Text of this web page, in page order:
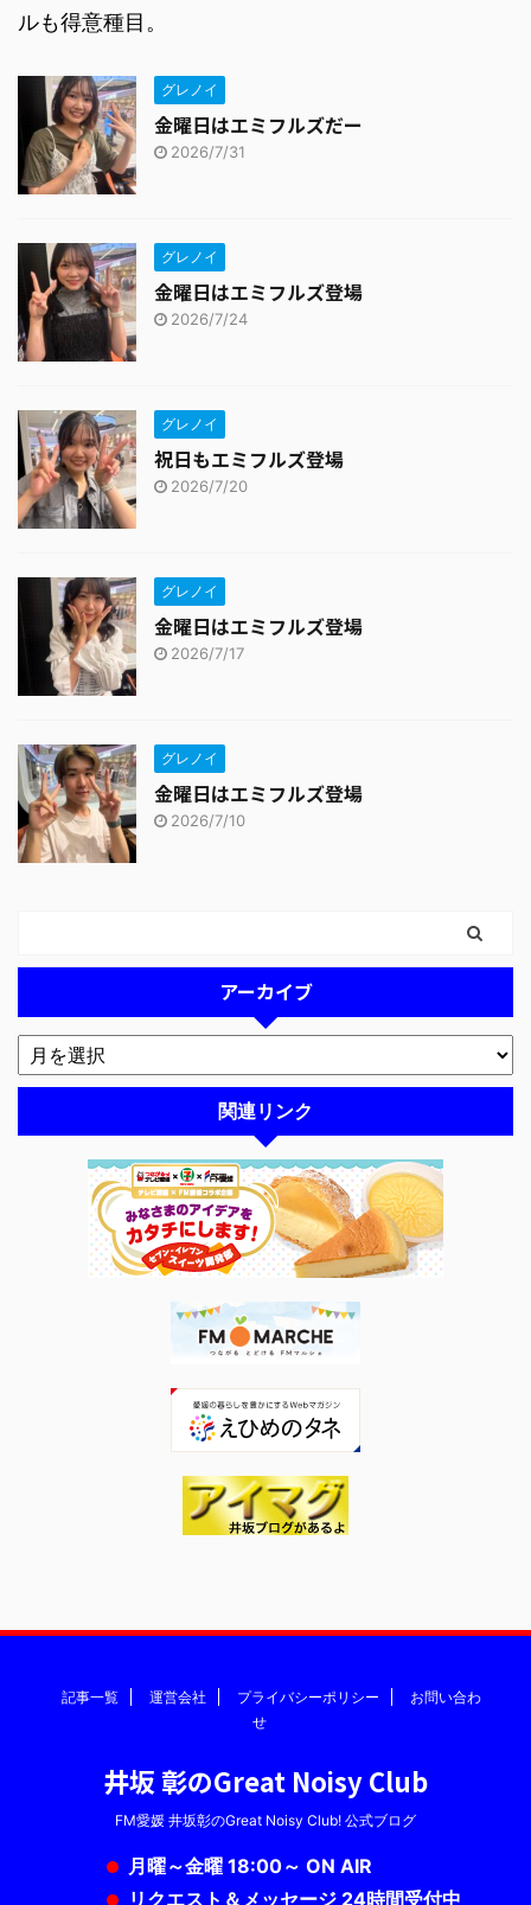
ルも得意種目。
グレノイ
金曜日はエミフルズだー
2026/7/31
グレノイ
金曜日はエミフルズ登場
2026/7/24
グレノイ
祝日もエミフルズ登場
2026/7/20
グレノイ
金曜日はエミフルズ登場
2026/7/17
グレノイ
金曜日はエミフルズ登場
2026/7/10
アーカイブ
関連リンク
記事一覧 運営会社 プライバシーポリシー
お問い合わ
せ
井坂 彰のGreat Noisy Club
FM愛媛 井坂彰のGreat Noisy Club! 公式ブログ
月曜～金曜 18:00～ ON AIR
リクエスト＆メッセージ 24時間受付中